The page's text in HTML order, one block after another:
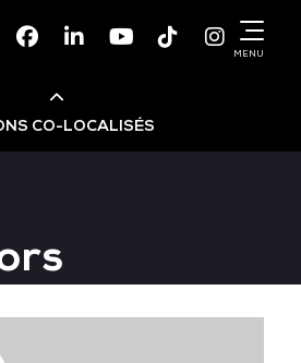
FacebookLinkedinYoutubeTikTok
MENU
CO-LOCALISÉS